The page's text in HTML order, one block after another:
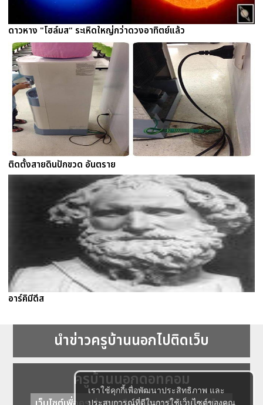
เราใช้คุกกี้เพื่อพัฒนาประสิทธิภาพ และ
ประสบการณ์ที่ดีในการใช้เว็บไซต์ของคุณ
ดาวหาง "โฮล์มส" ระเหิดใหญ่กว่าดวงอาทิตย์แล้ว
ติดตั้งสายดินปักขวด อันตราย
อาร์คิมีดีส
นำข่าวครูบ้านนอกไปติดเว็บ
ครูบ้านนอกดอทคอม